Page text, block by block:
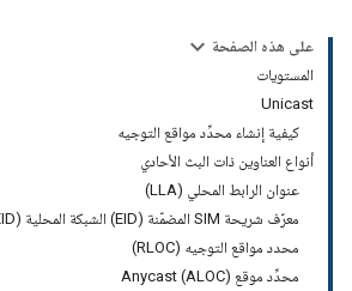
على هذه الصفحة
المستويات
Unicast
كيفية إنشاء محدِّد مواقع التوجيه
أنواع العناوين ذات البث الأحادي
عنوان الرابط المحلي (LLA)
معرّف شريحة SIM المضمّنة (EID) الشبكة المحلية (ML-EID)
محدد مواقع التوجيه (RLOC)
محدِّد موقع Anycast (ALOC)